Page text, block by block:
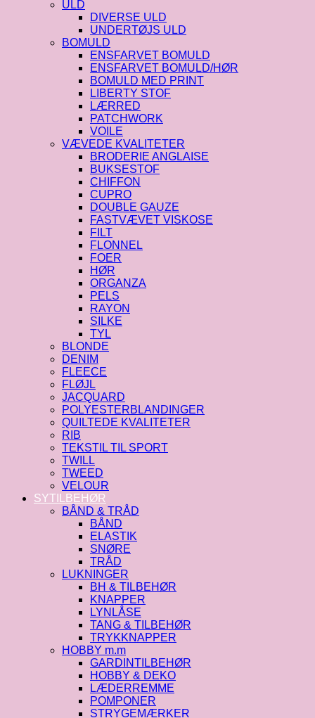
ULD
DIVERSE ULD
UNDERTØJS ULD
BOMULD
ENSFARVET BOMULD
ENSFARVET BOMULD/HØR
BOMULD MED PRINT
LIBERTY STOF
LÆRRED
PATCHWORK
VOILE
VÆVEDE KVALITETER
BRODERIE ANGLAISE
BUKSESTOF
CHIFFON
CUPRO
DOUBLE GAUZE
FASTVÆVET VISKOSE
FILT
FLONNEL
FOER
HØR
ORGANZA
PELS
RAYON
SILKE
TYL
BLONDE
DENIM
FLEECE
FLØJL
JACQUARD
POLYESTERBLANDINGER
QUILTEDE KVALITETER
RIB
TEKSTIL TIL SPORT
TWILL
TWEED
VELOUR
SYTILBEHØR
BÅND & TRÅD
BÅND
ELASTIK
SNØRE
TRÅD
LUKNINGER
BH & TILBEHØR
KNAPPER
LYNLÅSE
TANG & TILBEHØR
TRYKKNAPPER
HOBBY m.m
GARDINTILBEHØR
HOBBY & DEKO
LÆDERREMME
POMPONER
STRYGEMÆRKER